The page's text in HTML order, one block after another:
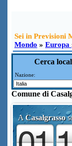
Sei in Previsioni
Mondo » Europa
Cerca
Nazione:
Comune di
ACasalgrasso